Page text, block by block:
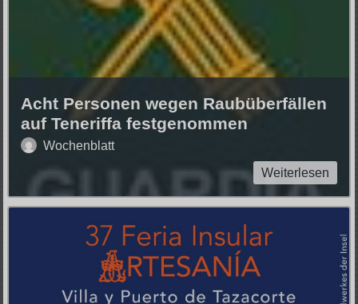
Acht Personen wegen Raubüberfällen
auf Teneriffa festgenommen
Wochenblatt
Weiterlesen